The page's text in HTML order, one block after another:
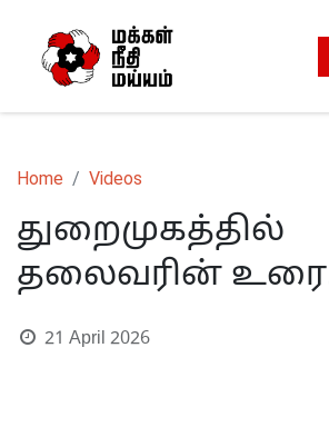
Home Videos
துறைமுகத்தில்
தலைவரின்
21 April 2026